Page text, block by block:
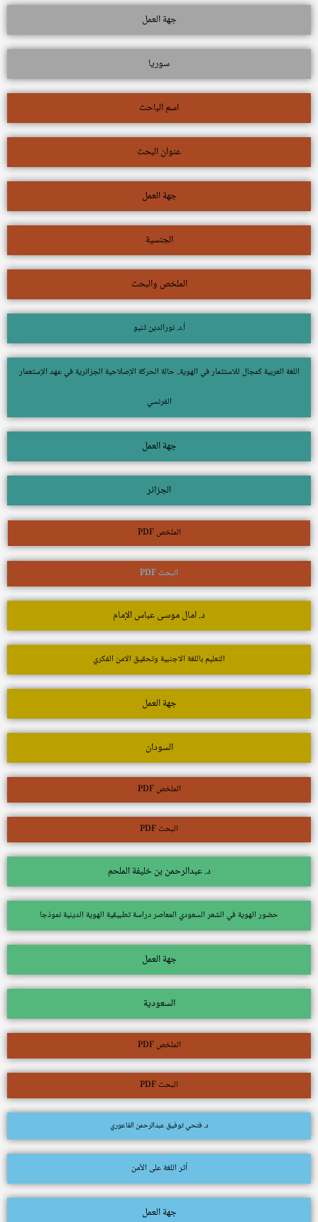
جهة العمل
سوريا
اسم الباحث
عنوان البحث
جهة العمل
الجنسية
الملخص والبحث
أ.د. نورالدين ثنيو
اللغة العربية كمجال للاستثمار في الهوية.. حالة الحركة الإصلاحية الجزائرية في عهد الإستعمار
الفرنسي
جهة العمل
الجزائر
الملخص PDF
البحث PDF
د. امال موسى عباس الإمام
التعليم باللغة الاجنبية وتحقيق الامن الفكري
جهة العمل
السودان
الملخص PDF
البحث PDF
د. عبدالرحمن بن خليفة الملحم
حضور الهوية في الشعر السعودي المعاصر دراسة تطبيقية الهوية الدينية نموذجا
جهة العمل
السعودية
الملخص PDF
البحث PDF
د. فتحي توفيق عبدالرحمن الفاعوري
أثر اللغة على الأمن
جهة العمل